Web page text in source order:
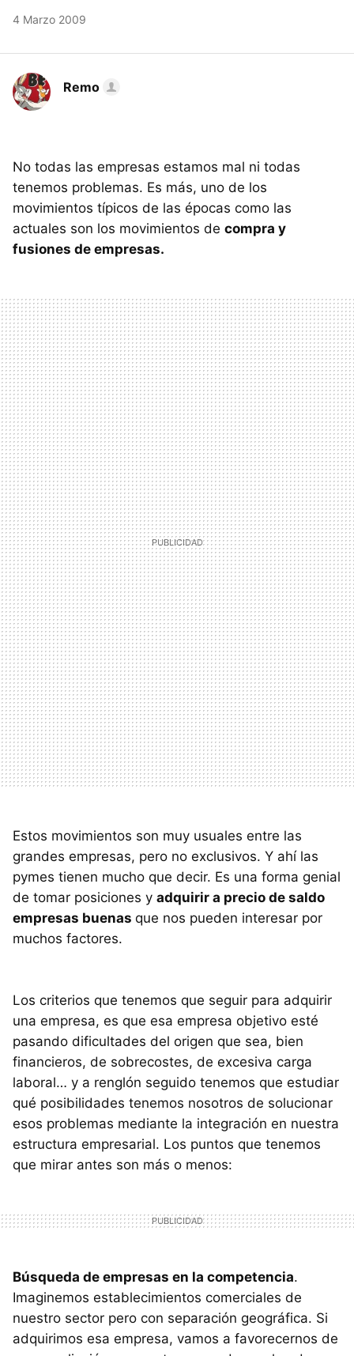
4 Marzo 2009
Remo
No todas las empresas estamos mal ni todas
tenemos problemas. Es más, uno de los
movimientos típicos de las épocas como las
actuales son los movimientos de compra y
fusiones de empresas.
Estos movimientos son muy usuales entre las
grandes empresas, pero no exclusivos. Y ahí las
pymes tienen mucho que decir. Es una forma genial
de tomar posiciones y adquirir a precio de saldo
empresas buenas que nos pueden interesar por
muchos factores.
Los criterios que tenemos que seguir para adquirir
una empresa, es que esa empresa objetivo esté
pasando dificultades del origen que sea, bien
financieros, de sobrecostes, de excesiva carga
laboral… y a renglón seguido tenemos que estudiar
qué posibilidades tenemos nosotros de solucionar
esos problemas mediante la integración en nuestra
estructura empresarial. Los puntos que tenemos
que mirar antes son más o menos:
Búsqueda de empresas en la competencia.
Imaginemos establecimientos comerciales de
nuestro sector pero con separación geográfica. Si
adquirimos esa empresa, vamos a favorecernos de